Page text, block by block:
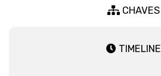
CHAVES
TIMELINE